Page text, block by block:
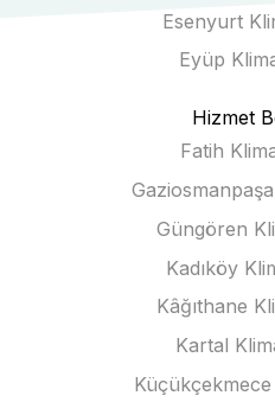
Esenyurt
Eyüp
Hizmet
Fatih
Güngören
Kadıköy
Kâğıthane
Kartal
Küçükçekmece